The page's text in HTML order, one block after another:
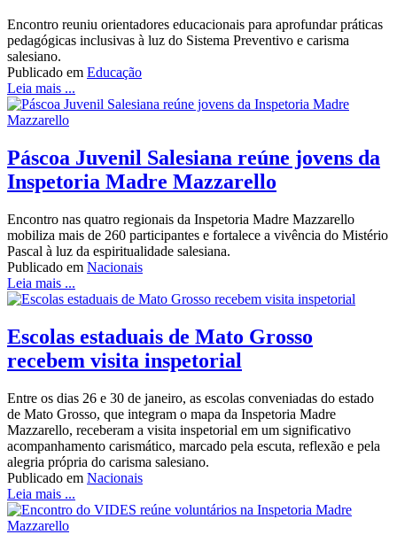
Encontro reuniu orientadores educacionais para aprofundar práticas
pedagógicas inclusivas à luz do Sistema Preventivo e carisma
salesiano.
Publicado em Educação
Leia mais ...
Páscoa Juvenil Salesiana reúne jovens da
Inspetoria Madre Mazzarello
Encontro nas quatro regionais da Inspetoria Madre Mazzarello
mobiliza mais de 260 participantes e fortalece a vivência do Mistério
Pascal à luz da espiritualidade salesiana.
Publicado em Nacionais
Leia mais ...
Escolas estaduais de Mato Grosso
recebem visita inspetorial
Entre os dias 26 e 30 de janeiro, as escolas conveniadas do estado
de Mato Grosso, que integram o mapa da Inspetoria Madre
Mazzarello, receberam a visita inspetorial em um significativo
acompanhamento carismático, marcado pela escuta, reflexão e pela
alegria própria do carisma salesiano.
Publicado em Nacionais
Leia mais ...